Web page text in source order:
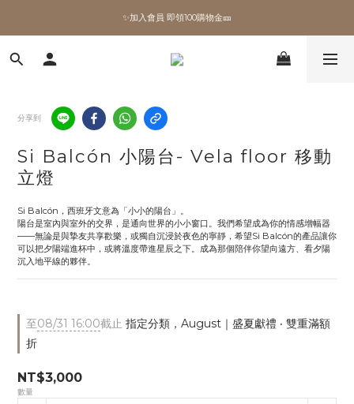
✨加入會員 即領100購物金🎫
✨加入會員 即領100購物金🎫
全館滿額現折🔥
✨加入會員 即領100購物金🎫
分享到
Si Balcón 小陽台- Vela floor 移動
立燈
Si Balcón，西班牙文意為「小小的陽台」。
陽台是室內與室外的交界，是通向世界的小小窗口。我們希望成為你的情感增幅器
——無論是與摯友共享歡樂，或獨自沉浸於夜色的寧靜，希望Si Balcón的產品讓你
可以把夕陽端進杯中，或將溫度帶進星辰之下。成為那個陪伴你望向遠方、看夕陽
沉入地平線的夥伴。
至08/31 16:00截止 指定分類，August｜盛夏獻禮 ‧ 雙重滿額
折
NT$3,000
數量